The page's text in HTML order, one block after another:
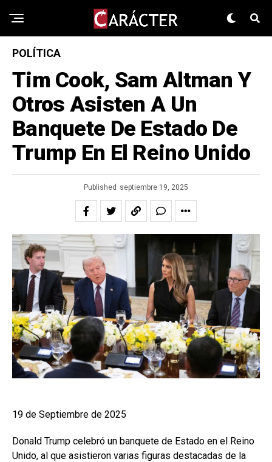
POLÍTICA
Tim Cook, Sam Altman Y
Otros Asisten A Un
Banquete De Estado De
Trump En El Reino Unido
Published septiembre 19, 2025
19 de Septiembre de 2025
Donald Trump celebró un banquete de Estado en el Reino
Unido, al que asistieron varias figuras destacadas de la